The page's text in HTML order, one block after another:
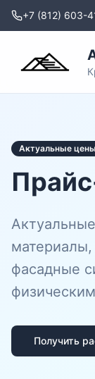
+7 (812) 603-
Актуальные цены
фасадные
Получить